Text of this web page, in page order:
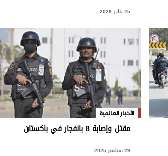
25 يناير 2026
الأخبار العالمية
مقتل وإصابة 8 بانفجار في باكستان
29 سبتمبر 2025